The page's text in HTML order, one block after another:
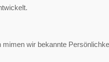
wir bekannte